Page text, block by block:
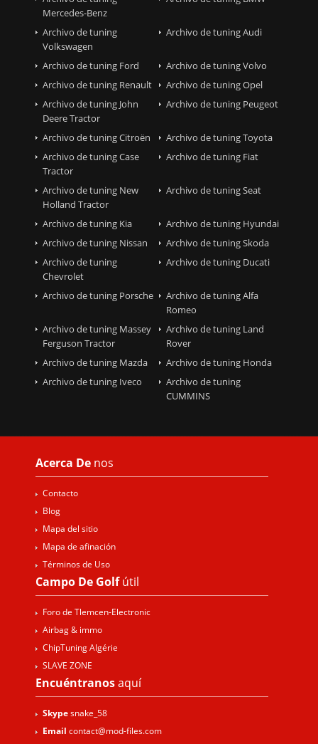
Mercedes-Benz
Archivo de tuning
Volkswagen
Archivo de tuning Audi
Archivo de tuning Ford
Archivo de tuning Volvo
Archivo de tuning Renault
Archivo de tuning Opel
Archivo de tuning John
Deere Tractor
Archivo de tuning Peugeot
Archivo de tuning Citroën
Archivo de tuning Toyota
Archivo de tuning Case
Tractor
Archivo de tuning Fiat
Archivo de tuning New
Holland Tractor
Archivo de tuning Seat
Archivo de tuning Kia
Archivo de tuning Hyundai
Archivo de tuning Nissan
Archivo de tuning Skoda
Archivo de tuning
Chevrolet
Archivo de tuning Ducati
Archivo de tuning Porsche
Archivo de tuning Alfa
Romeo
Archivo de tuning Massey
Ferguson Tractor
Archivo de tuning Land
Rover
Archivo de tuning Mazda
Archivo de tuning Honda
Archivo de tuning Iveco
Archivo de tuning
CUMMINS
Acerca De nos
Contacto
Blog
Mapa del sitio
Mapa de afinación
Términos de Uso
Campo De Golfútil
Foro de Tlemcen-Electronic
Airbag & immo
ChipTuning Algérie
SLAVE ZONE
Encuéntranosaquí
Skypesnake_58
Email contact@mod-files.com